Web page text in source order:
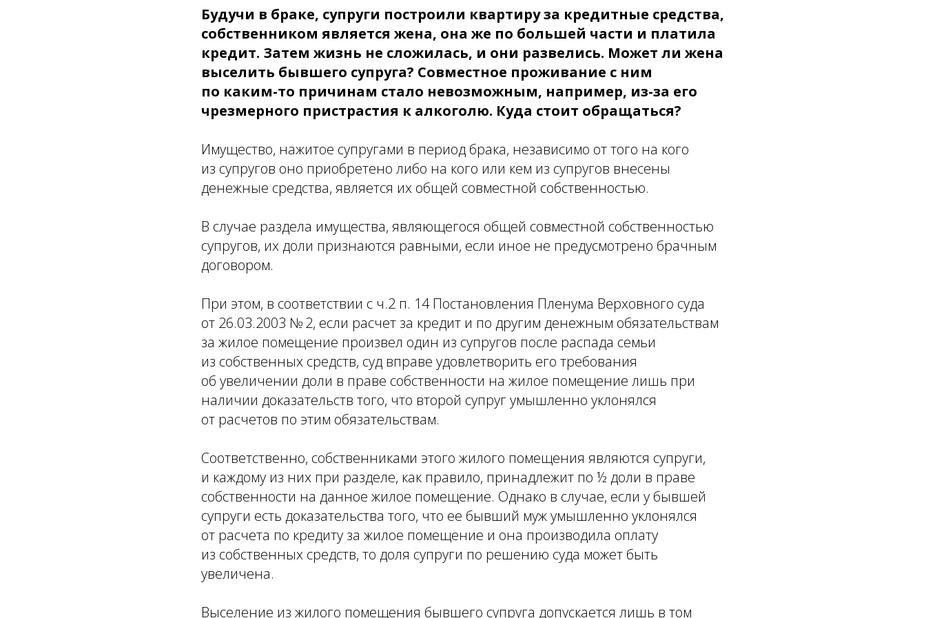
Будучи в браке, супруги построили квартиру за кредитные средства,
собственником является жена, она же по большей части и платила
кредит. Затем жизнь не сложилась, и они развелись. Может ли жена
выселить бывшего супруга? Совместное проживание с ним
по каким-то причинам стало невозможным, например, из-за его
чрезмерного пристрастия к алкоголю. Куда стоит обращаться?
Имущество, нажитое супругами в период брака, независимо от того на кого
из супругов оно приобретено либо на кого или кем из супругов внесены
денежные средства, является их общей совместной собственностью.
В случае раздела имущества, являющегося общей совместной собственностью
супругов, их доли признаются равными, если иное не предусмотрено брачным
договором.
При этом, в соответствии с ч.2 п. 14 Постановления Пленума Верховного суда
от 26.03.2003 № 2, если расчет за кредит и по другим денежным обязательствам
за жилое помещение произвел один из супругов после распада семьи
из собственных средств, суд вправе удовлетворить его требования
об увеличении доли в праве собственности на жилое помещение лишь при
наличии доказательств того, что второй супруг умышленно уклонялся
от расчетов по этим обязательствам.
Соответственно, собственниками этого жилого помещения являются супруги,
и каждому из них при разделе, как правило, принадлежит по ½ доли в праве
собственности на данное жилое помещение. Однако в случае, если у бывшей
супруги есть доказательства того, что ее бывший муж умышленно уклонялся
от расчета по кредиту за жилое помещение и она производила оплату
из собственных средств, то доля супруги по решению суда может быть
увеличена.
Выселение из жилого помещения бывшего супруга допускается лишь в том